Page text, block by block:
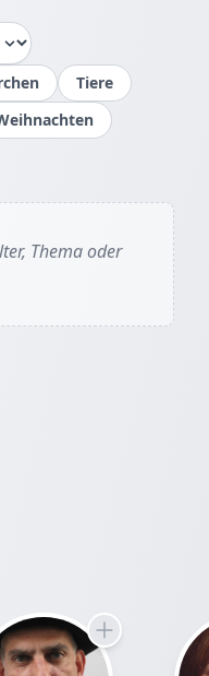
Tiere
Thema oder
Eine Einladung
und
in absoluter Harmonie
Das Werk dient als